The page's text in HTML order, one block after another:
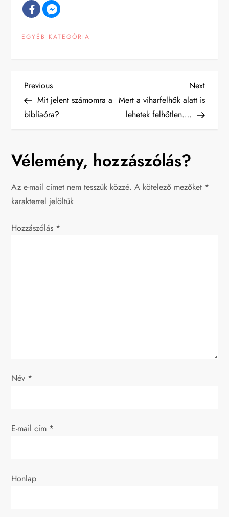
EGYÉB KATEGÓRIA
B
e
e
g
y
z
i
á
i
Previous
Post
Previous
Mit jelent számomra a
bibliaóra?
Next
Post
Next
Mert a viharfelhők alatt is
lehetek felhőtlen….
Vélemény, hozzászólás?
Az e-mail címet nem tesszük közzé. A kötelező mezőket *
karakterrel jelöltük
Hozzászólás *
Név *
E-mail cím *
Honlap